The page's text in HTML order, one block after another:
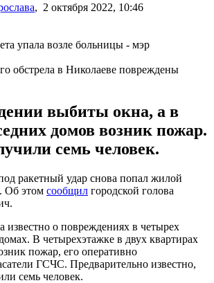
, 2 октября 2022, 10:46
обстрела в Николаеве повреждены
выбиты окна, а в
домов возник пожар.
семь человек.
ракетный удар снова попал жилой
Об этом сообщил городской голова
известно о повреждениях в четырех
В четырехэтажке в двух квартирах
пожар, его оперативно
ГСЧС. Предварительно известно,
семь человек.